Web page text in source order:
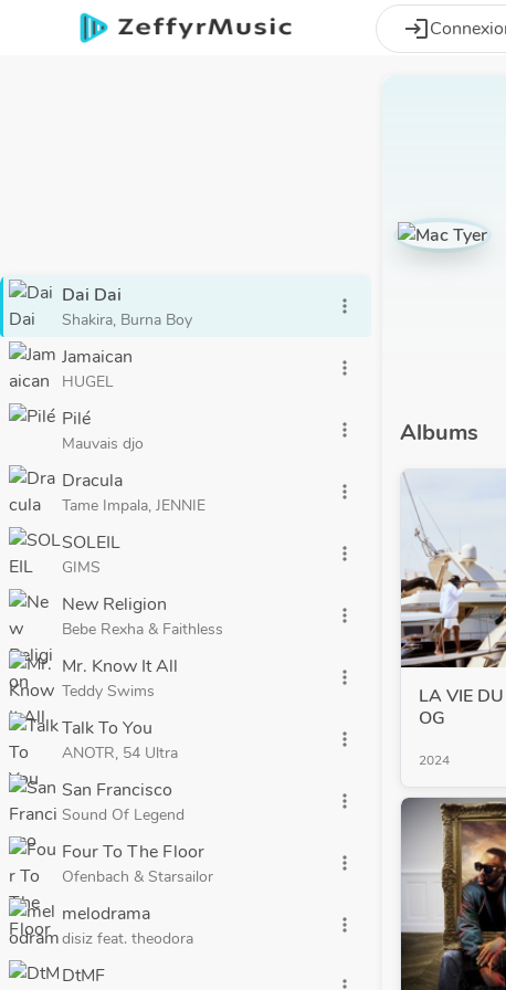
Aller au contenu principal
login
Dai Dai
Shakira, Burna Boy
more_vert
Jamaican
HUGEL
more_vert
Pilé
Mauvais djo
more_vert
Dracula
Tame Impala, JENNIE
more_vert
SOLEIL
GIMS
more_vert
New Religion
Bebe Rexha & Faithless
more_vert
Mr. Know It All
Teddy Swims
more_vert
Talk To You
ANOTR, 54 Ultra
more_vert
San Francisco
Sound Of Legend
more_vert
Four To The Floor
Ofenbach & Starsailor
more_vert
melodrama
disiz feat. theodora
more_vert
DtMF
Albums
LA VIE
OG
2024